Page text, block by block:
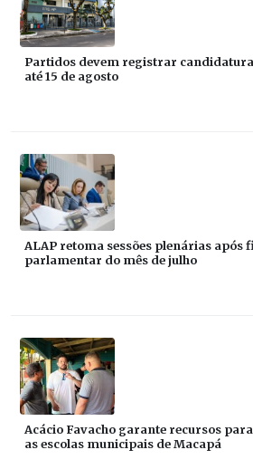
Partidos devem registrar
até 15 de agosto
ALAP retoma sessões plenárias após
parlamentar do mês de julho
Acácio Favacho garante recursos
as escolas municipais de Macapá